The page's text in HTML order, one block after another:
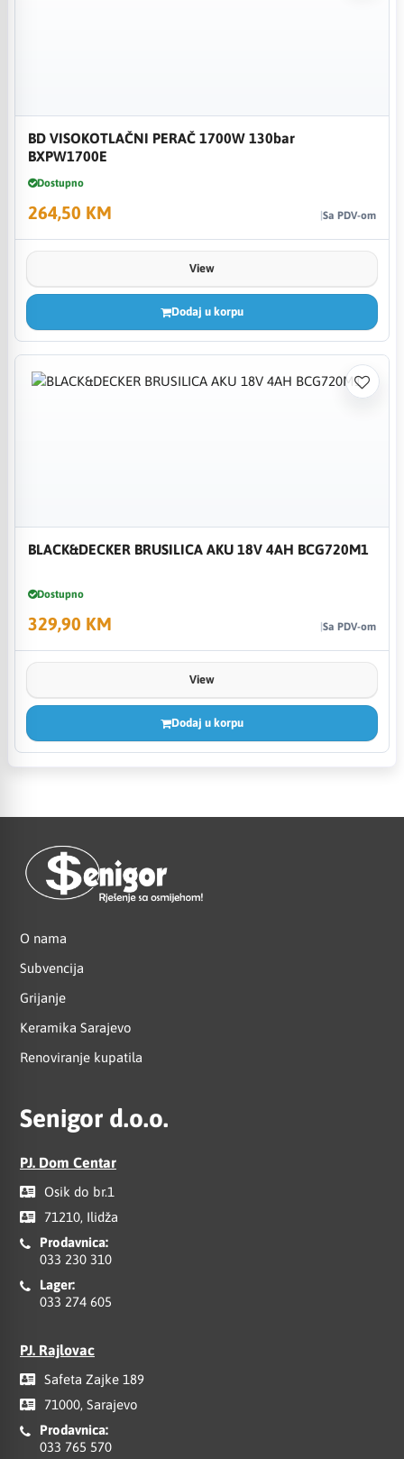
BD VISOKOTLAČNI PERAČ 1700W 130bar
BXPW1700E
Dostupno
264,50 KM Sa PDV-om
View
Dodaj u korpu
BLACK&DECKER BRUSILICA AKU 18V 4AH BCG720M1
Dostupno
329,90 KM Sa PDV-om
View
Dodaj u korpu
O nama
Subvencija
Grijanje
Keramika Sarajevo
Renoviranje kupatila
Senigor d.o.o.
PJ. Dom Centar
Osik do br.1
71210, Ilidža
Prodavnica:
033 230 310
Lager:
033 274 605
PJ. Rajlovac
Safeta Zajke 189
71000, Sarajevo
Prodavnica:
033 765 570